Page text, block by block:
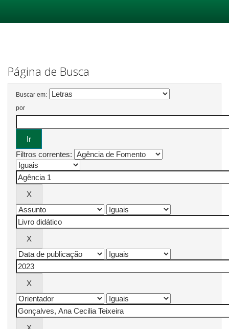
Página de Busca
Buscar em:
por
Filtros correntes: